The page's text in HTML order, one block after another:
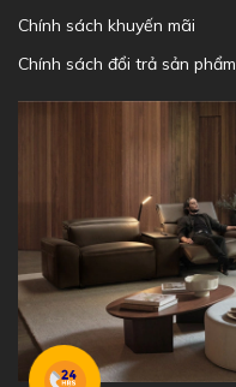
Chính sách khuyến mãi
Chính sách đổi trả sản phẩm